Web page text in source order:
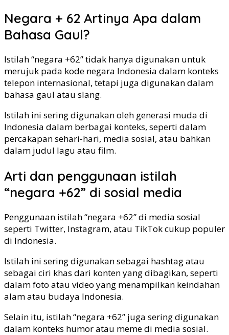
Negara + 62 Artinya Apa dalam
Bahasa Gaul?
Istilah “negara +62” tidak hanya digunakan untuk
merujuk pada kode negara Indonesia dalam konteks
telepon internasional, tetapi juga digunakan dalam
bahasa gaul atau slang.
Istilah ini sering digunakan oleh generasi muda di
Indonesia dalam berbagai konteks, seperti dalam
percakapan sehari-hari, media sosial, atau bahkan
dalam judul lagu atau film.
Arti dan penggunaan istilah
“negara +62” di sosial media
Penggunaan istilah “negara +62” di media sosial
seperti Twitter, Instagram, atau TikTok cukup populer
di Indonesia.
Istilah ini sering digunakan sebagai hashtag atau
sebagai ciri khas dari konten yang dibagikan, seperti
dalam foto atau video yang menampilkan keindahan
alam atau budaya Indonesia.
Selain itu, istilah “negara +62” juga sering digunakan
dalam konteks humor atau meme di media sosial.